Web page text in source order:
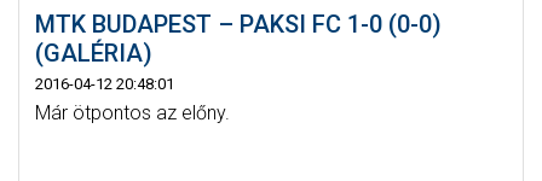
MTK BUDAPEST – PAKSI FC 1-0 (0-0)
(GALÉRIA)
2016-04-12 20:48:01
Már ötpontos az előny.